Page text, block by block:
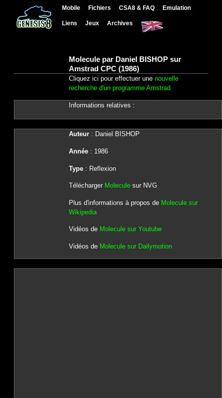
Mobile Fichiers CSA8 & FAQ Emulation
Liens Jeux Archives
Molecule par Daniel BISHOP sur
Amstrad CPC (1986)
Cliquez ici pour effectuer une nouvelle
recherche d'un programme Amstrad
Informations relatives :
Auteur: Daniel BISHOP
Année: 1986
Type: Reflexion
Télécharger Moleculesur NVG
Plus d'informations à propos de Molecule sur
Wikipedia
Vidéos de Molecule sur Youtube
Vidéos de Molecule sur Dailymotion